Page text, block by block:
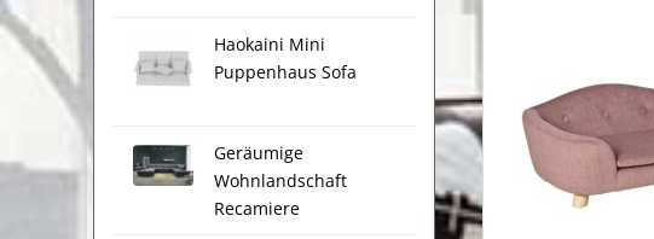
Haokaini Mini
Puppenhaus Sofa
Geräumige
Wohnlandschaft
Recamiere